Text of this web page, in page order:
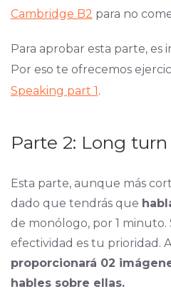
Cambridge B2 para no
Para aprobar esta parte, es
Por eso te ofrecemos
Speaking part 1.
Parte 2: Long turn
Esta parte, aunque más
dado que tendrás que
de monólogo, por 1 minuto.
efectividad es tu prioridad.
proporcionará 02
hables sobre ellas.